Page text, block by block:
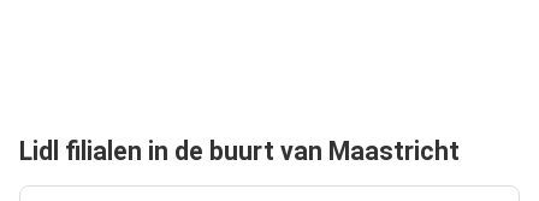
Lidl filialen in de buurt van Maastricht